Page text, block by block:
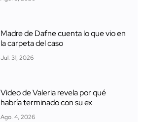
Madre de Dafne cuenta lo que vio en
la carpeta del caso
Jul. 31, 2026
Video de Valeria revela por qué
habría terminado con su ex
Ago. 4, 2026